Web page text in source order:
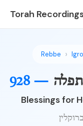
Torah
Rebbe
928 —
Blessings for